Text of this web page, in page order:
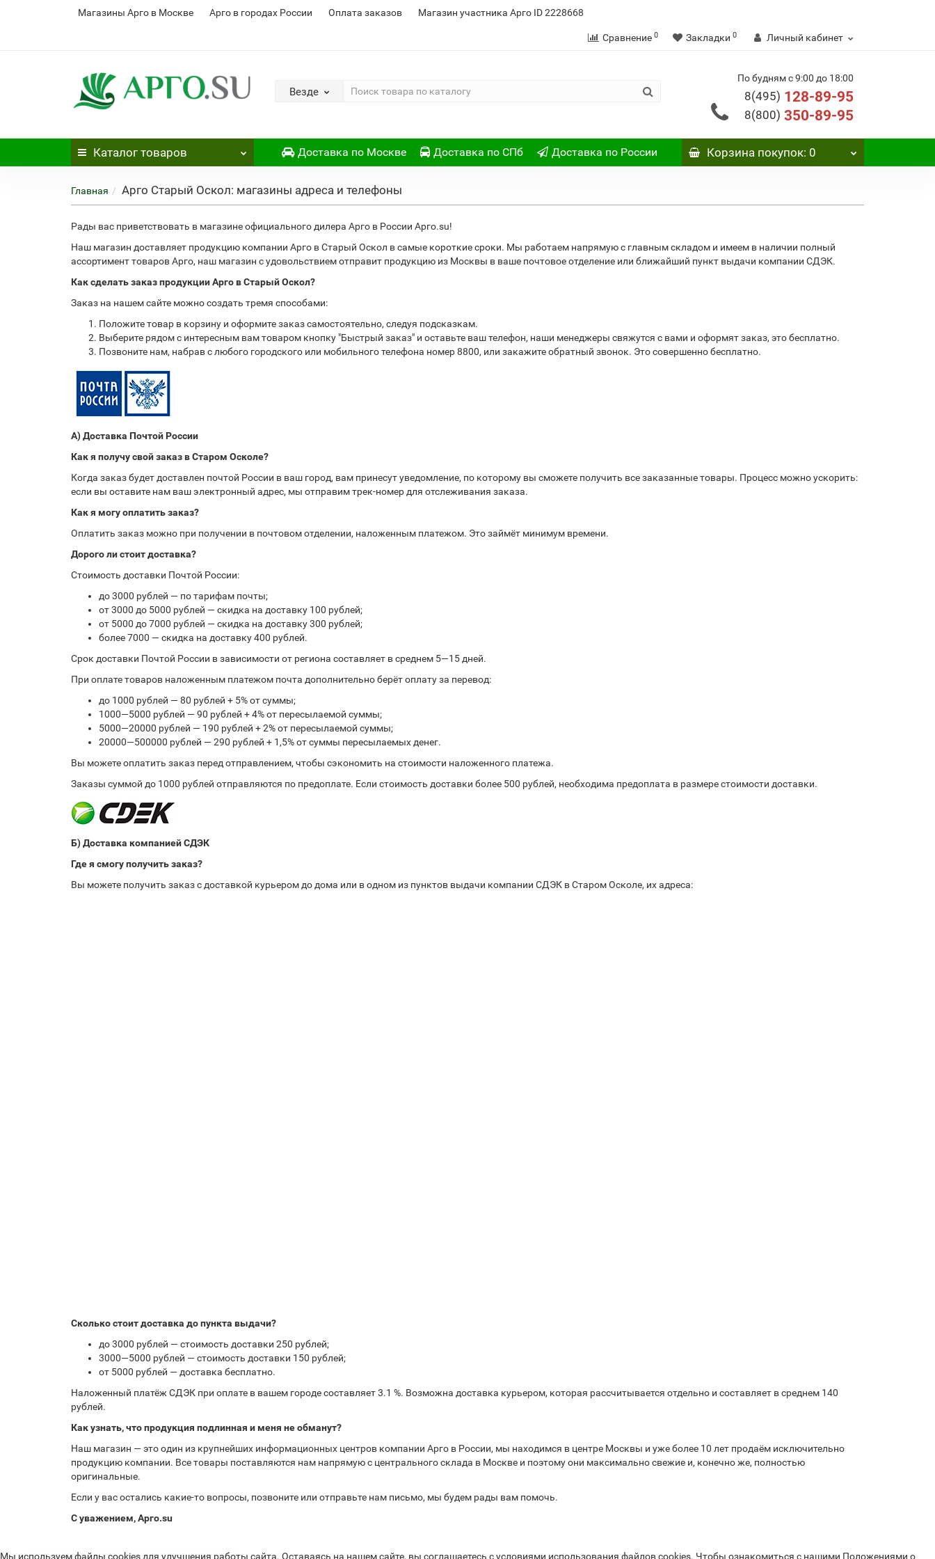
Магазины Арго в Москве Арго в городах России Оплата заказов Магазин участника Арго ID 2228668
Сравнение 0 Закладки 0 Личный кабинет
Везде
По будням с 9:00 до 18:00
8(495) 128-89-95
8(800) 350-89-95
Каталог товаров Доставка по Москве Доставка по СПб Доставка по России Корзинапокупок: 0
Главная Арго Старый Оскол: магазины адреса и телефоны
Рады вас приветствовать в магазине официального дилера Арго в России Арго.su!
Наш магазин доставляет продукцию компании Арго в Старый Оскол в самые короткие сроки. Мы работаем напрямую с главным складом и имеем в наличии полный
ассортимент товаров Арго, наш магазин с удовольствием отправит продукцию из Москвы в ваше почтовое отделение или ближайший пункт выдачи компании СДЭК.
Как сделать заказ продукции Арго в Старый Оскол?
Заказ на нашем сайте можно создать тремя способами:
Положите товар в корзину и оформите заказ самостоятельно, следуя подсказкам.
Выберите рядом с интересным вам товаром кнопку "Быстрый заказ" и оставьте ваш телефон, наши менеджеры свяжутся с вами и оформят заказ, это бесплатно.
Позвоните нам, набрав с любого городского или мобильного телефона номер 8800, или закажите обратный звонок. Это совершенно бесплатно.
А) Доставка Почтой России
Как я получу свой заказ в Старом Осколе?
Когда заказ будет доставлен почтой России в ваш город, вам принесут уведомление, по которому вы сможете получить все заказанные товары. Процесс можно ускорить:
если вы оставите нам ваш электронный адрес, мы отправим трек-номер для отслеживания заказа.
Как я могу оплатить заказ?
Оплатить заказ можно при получении в почтовом отделении, наложенным платежом. Это займёт минимум времени.
Дорого ли стоит доставка?
Стоимость доставки Почтой России:
до 3000 рублей — по тарифам почты;
от 3000 до 5000 рублей — скидка на доставку 100 рублей;
от 5000 до 7000 рублей — скидка на доставку 300 рублей;
более 7000 — скидка на доставку 400 рублей.
Срок доставки Почтой России в зависимости от региона составляет в среднем 5—15 дней.
При оплате товаров наложенным платежом почта дополнительно берёт оплату за перевод:
до 1000 рублей — 80 рублей + 5% от суммы;
1000—5000 рублей — 90 рублей + 4% от пересылаемой суммы;
5000—20000 рублей — 190 рублей + 2% от пересылаемой суммы;
20000—500000 рублей — 290 рублей + 1,5% от суммы пересылаемых денег.
Вы можете оплатить заказ перед отправлением, чтобы сэкономить на стоимости наложенного платежа.
Заказы суммой до 1000 рублей отправляются по предоплате. Если стоимость доставки более 500 рублей, необходима предоплата в размере стоимости доставки.
Б) Доставка компанией СДЭК
Где я смогу получить заказ?
Вы можете получить заказ с доставкой курьером до дома или в одном из пунктов выдачи компании СДЭК в Старом Осколе, их адреса:
Сколько стоит доставка до пункта выдачи?
до 3000 рублей — стоимость доставки 250 рублей;
3000—5000 рублей — стоимость доставки 150 рублей;
от 5000 рублей — доставка бесплатно.
Наложенный платёж СДЭК при оплате в вашем городе составляет 3.1 %. Возможна доставка курьером, которая рассчитывается отдельно и составляет в среднем 140
рублей.
Как узнать, что продукция подлинная и меня не обманут?
Наш магазин — это один из крупнейших информационных центров компании Арго в России, мы находимся в центре Москвы и уже более 10 лет продаём исключительно
продукцию компании. Все товары поставляются нам напрямую с центрального склада в Москве и поэтому они максимально свежие и, конечно же, полностью
оригинальные.
Если у вас остались какие-то вопросы, позвоните или отправьте нам письмо, мы будем рады вам помочь.
С уважением, Арго.su
Мы используем файлы cookies для улучшения работы сайта. Оставаясь на нашем сайте, вы соглашаетесь с условиями использования файлов cookies. Чтобы ознакомиться с нашими Положениями о